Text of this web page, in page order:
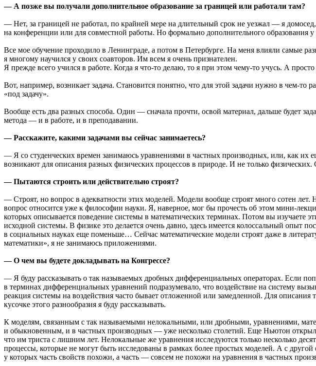
— А позже вы получали дополнительное образование за границей или работали там?
— Нет, за границей не работал, по крайней мере на длительный срок не уезжал — я
на конференции или для совместной работы. Но формально дополнительного образования
Все мое обучение проходило в Ленинграде, а потом в Петербурге. На меня влияли самые
я многому научился у своих соавторов. Им всем я очень признателен.
Я прежде всего учился в работе. Когда я что-то делаю, то я при этом чему-то учусь. А
Вот, например, возникает задача. Становится понятно, что для этой задачи нужно в чем-то
«под задачу».
Вообще есть два разных способа. Один — сначала прочти, освой материал, дальше будет
метода — и в работе, и в преподавании.
— Расскажите, какими задачами вы сейчас занимаетесь?
— Я со студенческих времен занимаюсь уравнениями в частных производных, или, как их
возникают для описания разных физических процессов в природе. И не только
— Пытаются строить или действительно строят?
— Строят, но вопрос в адекватности этих моделей. Модели вообще строят много сотен
вопрос относится уже к философии науки. Я, наверное, мог бы прочесть об этом мини-
которых описывается поведение системы в математических терминах. Потом вы изучаете
исходной системы. В физике это делается очень давно, здесь имеется колоссальный
в социальных науках еще поменьше… Сейчас математические модели строят даже в
математики», я не занимаюсь приложениями.
— О чем вы будете докладывать на Конгрессе?
— Я буду рассказывать о так называемых дробных дифференциальных операторах. Если
в терминах дифференциальных уравнений подразумевало, что воздействие на систему
реакция системы на воздействия часто бывает отложенной или замедленной. Для
кусочке этого разнообразия я буду рассказывать.
К моделям, связанным с так называемыми нелокальными, или дробными, уравнениями,
и обыкновенным, и в частных производных — уже несколько столетий. Еще Ньютон
что им триста с лишним лет. Нелокальные же уравнения исследуются только несколько
процессы, которые не могут быть исследованы в рамках более простых моделей. А с
у которых часть свойств похожи, а часть — совсем не похожи на уравнения в частных